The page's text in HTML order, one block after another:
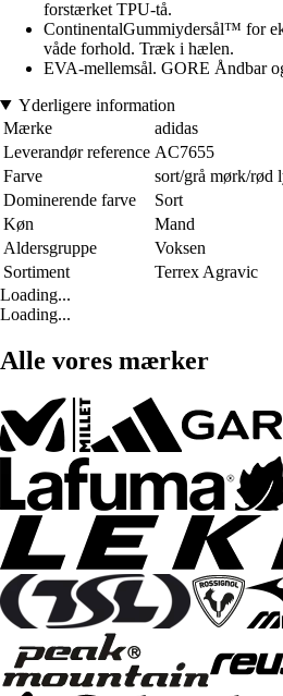
forstærket TPU-tå.
ContinentalGummiydersål™ for
våde forhold. Træk i hælen.
EVA-mellemsål. GORE Åndbar
Yderligere information
Mærke
adidas
Leverandør reference AC7655
Farve
sort/grå mørk/rød
Dominerende farve
Sort
Køn
Mand
Aldersgruppe
Voksen
Sortiment
Terrex Agravic
Loading...
Loading...
Alle vores mærker